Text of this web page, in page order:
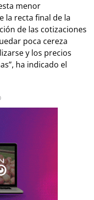
menor
la recta final de la
de las cotizaciones
poca cereza
y los precios
ha indicado el